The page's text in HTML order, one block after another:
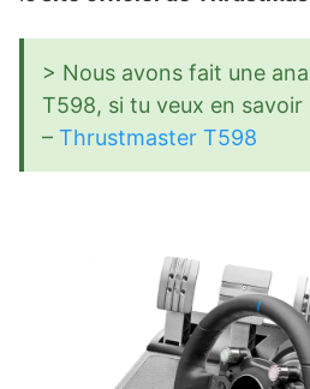
> Nous avons fait une
T598, si tu veux en savoir
– Thrustmaster T598